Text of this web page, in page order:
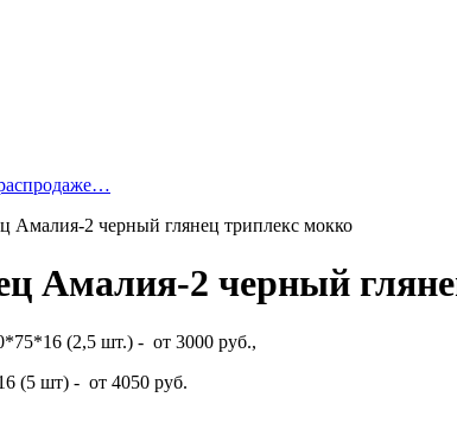
Амалия-2 черный глянец триплекс мокко
Амалия-2 черный
(2,5 шт.) - от 3000 руб.,
(5 шт) - от 4050 руб.